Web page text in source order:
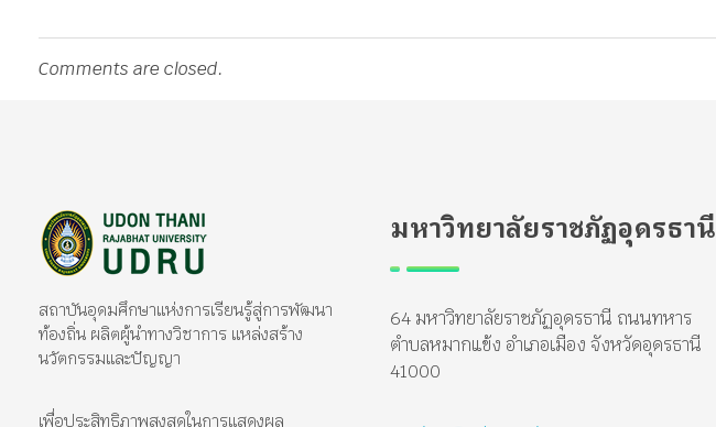
Comments are closed.
สถาบันอุดมศึกษาแห่งการเรียนรู้สู่การพัฒนา
ท้องถิ่น ผลิตผู้นำทางวิชาการ แหล่งสร้าง
นวัตกรรมและปัญญา
เพื่อประสิทธิภาพสูงสุดในการแสดงผล
มหาวิทยาลัยราชภัฏอุดรธานี
64 มหาวิทยาลัยราชภัฏอุดรธานี ถนนทหาร
ตำบลหมากแข้ง อำเภอเมือง จังหวัดอุดรธานี
41000